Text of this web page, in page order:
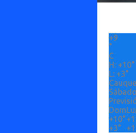
+9
°
C
H: +10°
L: +3°
Dom
+10°+
+3° +